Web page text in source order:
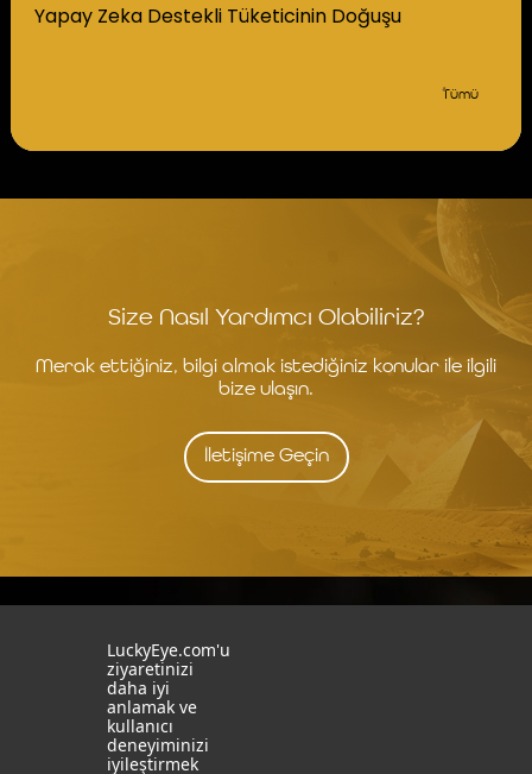
Yapay Zeka Destekli Tüketicinin Doğuşu
Tümü
Size Nasıl Yardımcı Olabiliriz?
Merak ettiğiniz, bilgi almak istediğiniz konular ile ilgili
bize ulaşın.
İletişime Geçin
19 Mayıs Mah. Turaboğlu Sok.
Hamdiye Yazgan İş Merkezi
Kozyatağı, Kadıköy, İstanbul
T: +90 216 355 03 19
LuckyEye.com'u
ziyaretinizi
daha iyi
anlamak ve
kullanıcı
deneyiminizi
iyileştirmek